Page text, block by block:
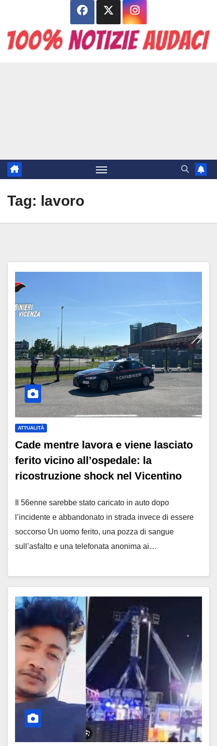
contenuto
Tag: lavoro
ATTUALITÀ
Cade mentre lavora e viene lasciato
ferito vicino all’ospedale: la
ricostruzione shock nel Vicentino
Il 56enne sarebbe stato caricato in auto dopo
l’incidente e abbandonato in strada invece di essere
soccorso Un uomo ferito, una pozza di sangue
sull’asfalto e una telefonata anonima ai…